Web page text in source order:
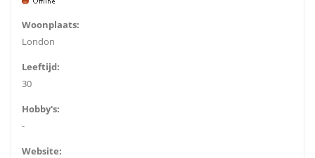
Woonplaats:
London
Leeftijd:
30
Hobby's:
-
Website: